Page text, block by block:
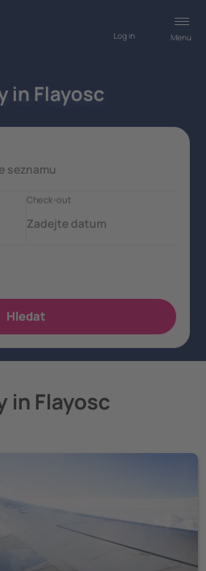
Menu
Log in
in Flayosc
in Flayosc